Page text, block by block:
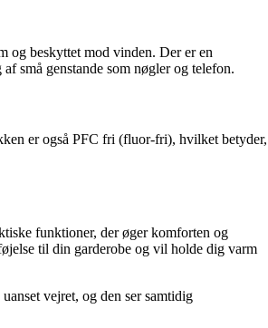
og beskyttet mod vinden. Der er en
små genstande som nøgler og telefon.
er også PFC fri (fluor-fri), hvilket betyder,
funktioner, der øger komforten og
til din garderobe og vil holde dig varm
vejret, og den ser samtidig